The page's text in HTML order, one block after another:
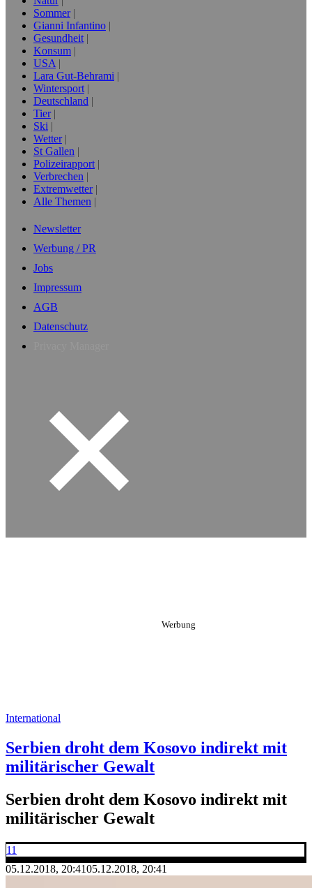
Sommer
Gianni Infantino
Gesundheit
Konsum
USA
Lara Gut-Behrami
Wintersport
Deutschland
Tier
Ski
Wetter
St Gallen
Polizeirapport
Verbrechen
Extremwetter
Alle Themen
Newsletter
Werbung / PR
Jobs
Impressum
AGB
Datenschutz
International
Serbien droht dem Kosovo indirekt mit
militärischer Gewalt
Serbien droht dem Kosovo indirekt mit
militärischer Gewalt
11
05.12.2018, 20:4105.12.2018, 20:41